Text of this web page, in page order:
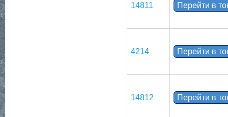
14811 Перейти в
4214 Перейти в
14812 Перейти в